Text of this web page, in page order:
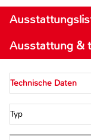
Ausstattung &
Technische Daten
Typ